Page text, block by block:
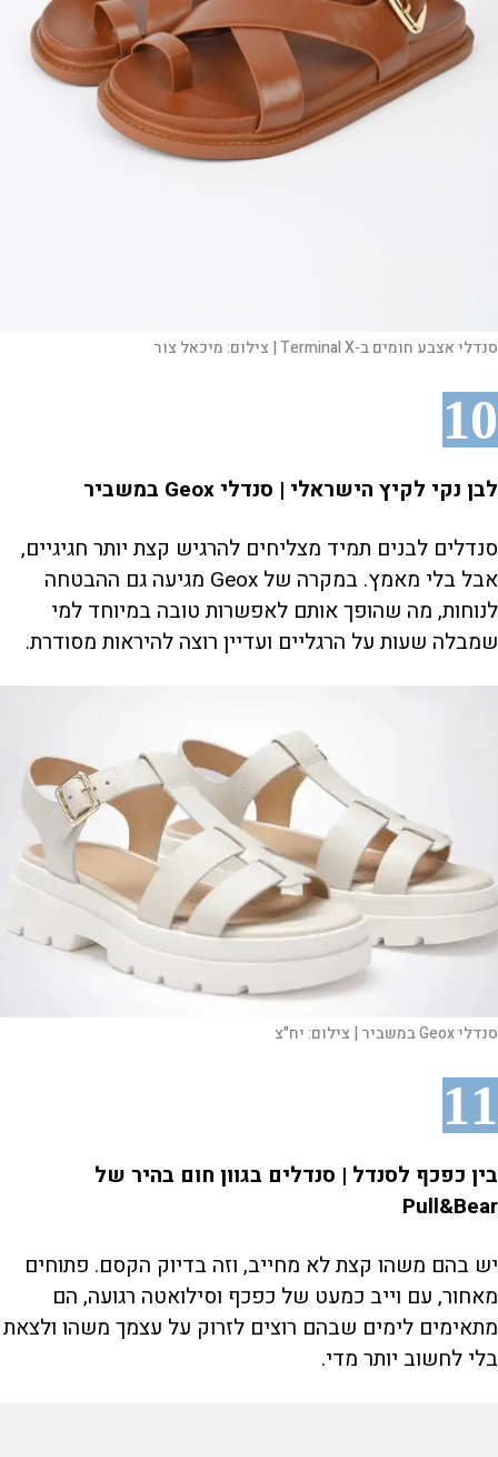
סנדלי אצבע חומים ב-Terminal X | צילום:מיכאל צור
10
לבן נקי לקיץ הישראלי | סנדלי Geox במשביר
סנדלים לבנים תמיד מצליחים להרגיש קצת יותר חגיגיים,
אבל בלי מאמץ. במקרה של Geox מגיעה גם ההבטחה
לנוחות, מה שהופך אותם לאפשרות טובה במיוחד למי
שמבלה שעות על הרגליים ועדיין רוצה להיראות מסודרת.
סנדלי Geox במשביר | צילום:יח"צ
11
בין כפכף לסנדל | סנדלים בגוון חום בהיר של
Pull&Bear
יש בהם משהו קצת לא מחייב, וזה בדיוק הקסם. פתוחים
מאחור, עם וייב כמעט של כפכף וסילואטה רגועה, הם
מתאימים לימים שבהם רוצים לזרוק על עצמך משהו ולצאת
בלי לחשוב יותר מדי.